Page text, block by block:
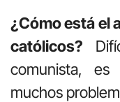
¿Cómo está el
católicos?
comunista,
muchos